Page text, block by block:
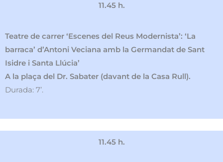
11.45 h.
Teatre de carrer ‘Escenes del Reus Modernista’: ‘La
barraca’ d’Antoni Veciana amb la Germandat de Sant
Isidre i Santa Llúcia’
A la plaça del Dr. Sabater (davant de la Casa Rull).
Durada: 7’.
11.45 h.